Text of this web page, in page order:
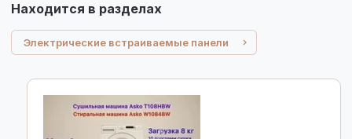
Находится в разделах
Электрические встраиваемые панели